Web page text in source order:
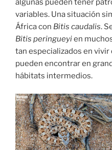
algunas pueden tener
variables. Una situación
África con Bitis caudalis.
Bitis peringueyien
tan especializados en vivir
pueden encontrar en
hábitats intermedios.